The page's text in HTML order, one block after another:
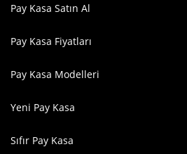
Pay Kasa Satın Al
Pay Kasa Fiyatları
Pay Kasa Modelleri
Yeni Pay Kasa
Sıfır Pay Kasa